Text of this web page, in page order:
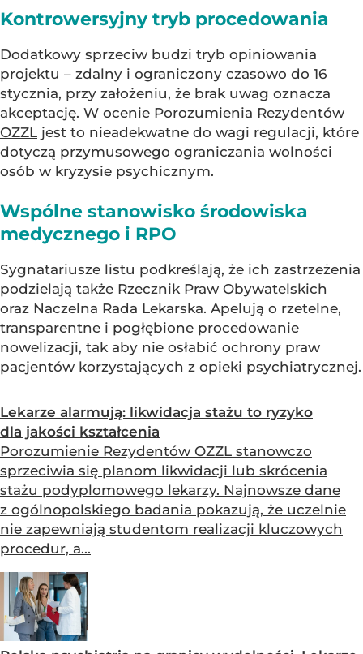
Kontrowersyjny tryb procedowania
Dodatkowy sprzeciw budzi tryb opiniowania
projektu – zdalny i ograniczony czasowo do 16
stycznia, przy założeniu, że brak uwag oznacza
akceptację. W ocenie Porozumienia Rezydentów
OZZL jest to nieadekwatne do wagi regulacji, które
dotyczą przymusowego ograniczania wolności
osób w kryzysie psychicznym.
Wspólne stanowisko środowiska
medycznego i RPO
Sygnatariusze listu podkreślają, że ich zastrzeżenia
podzielają także Rzecznik Praw Obywatelskich
oraz Naczelna Rada Lekarska. Apelują o rzetelne,
transparentne i pogłębione procedowanie
nowelizacji, tak aby nie osłabić ochrony praw
pacjentów korzystających z opieki psychiatrycznej.
Lekarze alarmują: likwidacja stażu to ryzyko
dla jakości kształcenia
Porozumienie Rezydentów OZZL stanowczo
sprzeciwia się planom likwidacji lub skrócenia
stażu podyplomowego lekarzy. Najnowsze dane
z ogólnopolskiego badania pokazują, że uczelnie
nie zapewniają studentom realizacji kluczowych
procedur, a...